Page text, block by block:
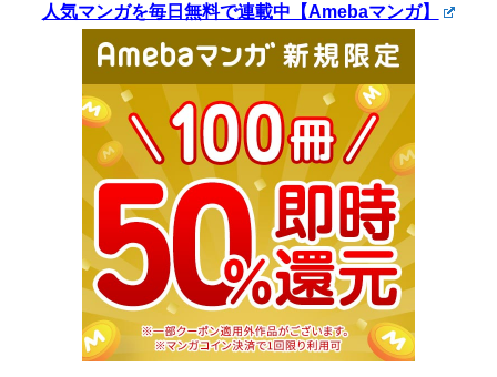
人気マンガを毎日無料で連載中【Amebaマンガ】